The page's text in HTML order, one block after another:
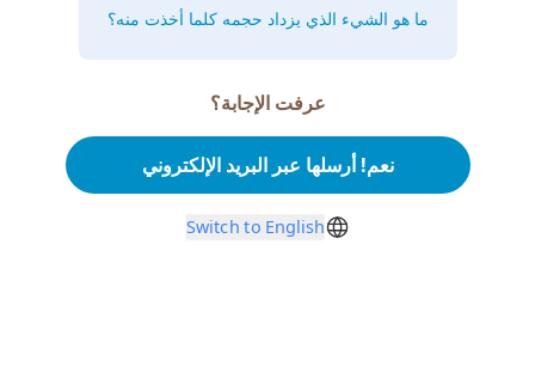
ما هو الشيء الذي يزداد حجمه كلما أخذت منه؟
عرفت الإجابة؟
نعم! أرسلها عبر البريد الإلكتروني
Switch to English